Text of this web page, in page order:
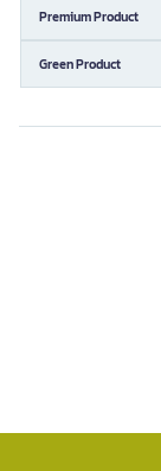
Premium Product
Green Product